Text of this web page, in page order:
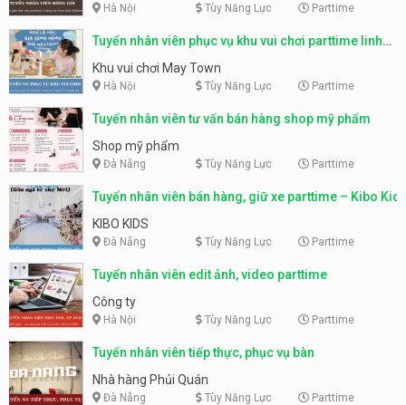
Hà Nội Tùy Năng Lực Parttime
Tuyển nhân viên phục vụ khu vui chơi parttime linh
động
Khu vui chơi May Town
Hà Nội Tùy Năng Lực Parttime
Tuyển nhân viên tư vấn bán hàng shop mỹ phẩm
Shop mỹ phẩm
Đà Nẵng Tùy Năng Lực Parttime
Tuyển nhân viên bán hàng, giữ xe parttime – Kibo Kid
KIBO KIDS
Đà Nẵng Tùy Năng Lực Parttime
Tuyển nhân viên edit ảnh, video parttime
Công ty
Hà Nội Tùy Năng Lực Parttime
Tuyển nhân viên tiếp thực, phục vụ bàn
Nhà hàng Phủi Quán
Đà Nẵng Tùy Năng Lực Parttime